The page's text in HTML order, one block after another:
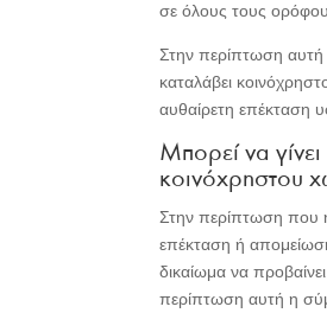
σε όλους τους
Στην περίπτωση αυτή
καταλάβει
αυθαίρετη επέκταση
Μπορεί να
κοινόχρηστου
Στην περίπτωση που
επέκταση ή
δικαίωμα να
περίπτωση αυτή η